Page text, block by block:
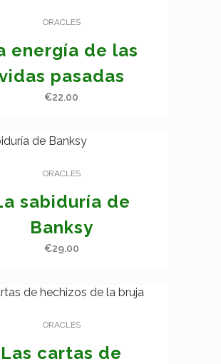
ORACLES
energía de las
pasadas
€22.00
ORACLES
sabiduría de
Banksy
€29.00
ORACLES
Las cartas de